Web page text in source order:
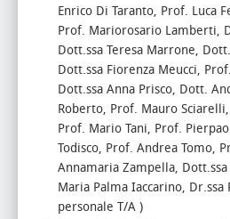
Enrico Di Taranto, Prof. Luca
Prof. Mariorosario Lamberti,
Dott.ssa Teresa Marrone,
Dott.ssa Fiorenza Meucci,
Dott.ssa Anna Prisco, Dott.
Roberto, Prof. Mauro
Prof. Mario Tani, Prof.
Todisco, Prof. Andrea Tomo,
Annamaria Zampella,
Maria Palma Iaccarino,
personale T/A )